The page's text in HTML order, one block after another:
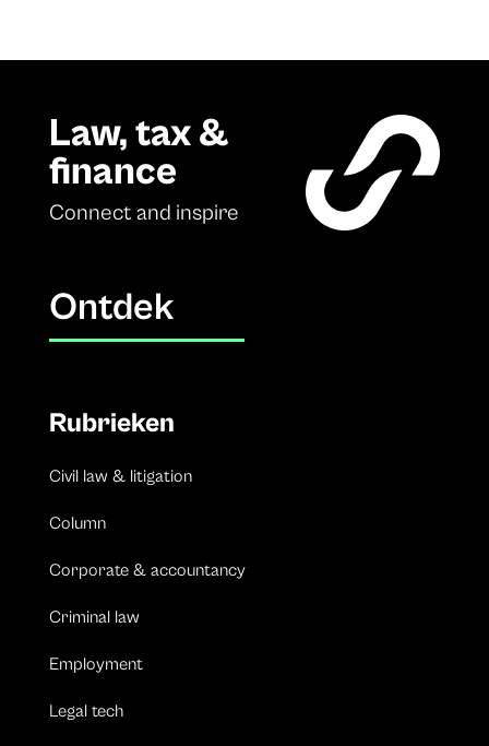
Law, tax &
finance
Connect and inspire
Ontdek
Rubrieken
Civil law & litigation
Column
Corporate & accountancy
Criminal law
Employment
Legal tech